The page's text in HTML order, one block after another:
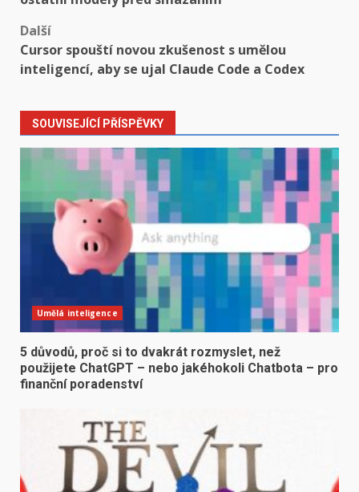
Další
Cursor spouští novou zkušenost s umělou
inteligencí, aby se ujal Claude Code a Codex
SOUVISEJÍCÍ PŘÍSPĚVKY
Umělá inteligence
5 důvodů, proč si to dvakrát rozmyslet, než
použijete ChatGPT – nebo jakéhokoli Chatbota – pro
finanční poradenství